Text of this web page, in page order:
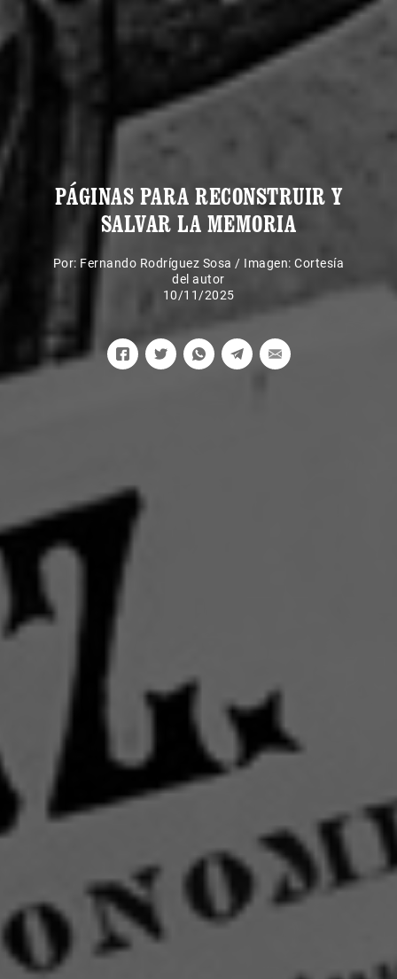
PÁGINAS PARA RECONSTRUIR Y
SALVAR LA MEMORIA
Por: Fernando Rodríguez Sosa / Imagen: Cortesía
del autor
10/11/2025